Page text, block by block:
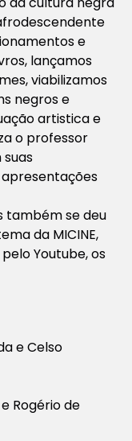
e
lançamos
viabilizamos
negros e
artistica e
o professor
suas
também se deu
da MICINE,
Youtube, os
e Celso
Rogério de